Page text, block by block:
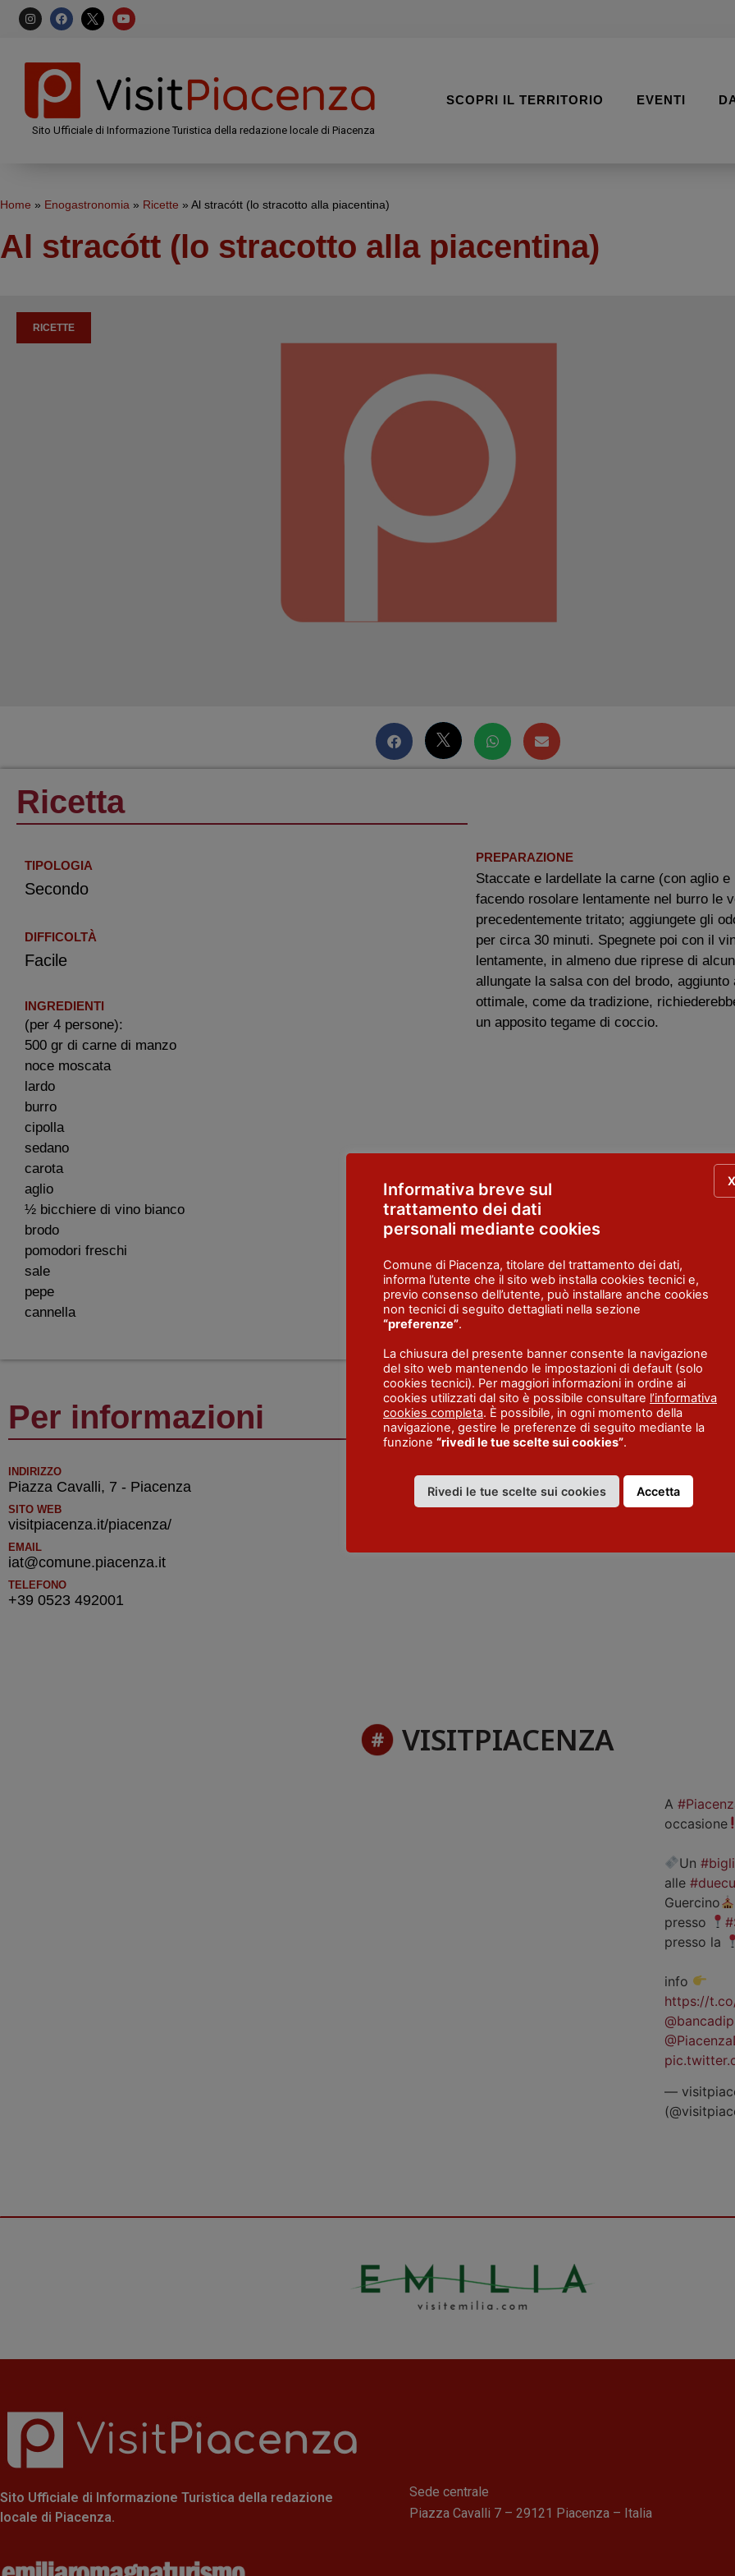
Sito Ufficiale di Informazione Turistica della redazione locale di Piacenza
SCOPRI IL TERRITORIO EVENTI
Home » Enogastronomia » Ricette » Al stracótt (lo stracotto alla piacentina)
Al stracótt (lo stracotto alla piacentina)
RICETTE
Ricetta
TIPOLOGIA
Secondo
DIFFICOLTÀ
Facile
INGREDIENTI
(per 4 persone):
500 gr di carne di manzo
noce moscata
lardo
burro
cipolla
sedano
carota
aglio
½ bicchiere di vino bianco
brodo
pomodori freschi
sale
pepe
cannella
PREPARAZIONE
Staccate e lardellate la carne (con aglio
facendo rosolare lentamente nel burro le
precedentemente tritato; aggiungete gli
per circa 30 minuti. Spegnete poi con il
lentamente, in almeno due riprese di
allungate la salsa con del brodo,
ottimale, come da tradizione,
un apposito tegame di coccio.
Per informazioni
INDIRIZZO
Piazza Cavalli, 7 - Piacenza
SITO WEB
visitpiacenza.it/piacenza/
EMAIL
iat@comune.piacenza.it
TELEFONO
+39 0523 492001
VISITPIACENZA
A
occasione
Un
alle
Guercino
presso
presso la
info
https://
—
Sito Ufficiale di Informazione Turistica della redazione
locale di Piacenza.
Sede centrale
Piazza Cavalli 7 – 29121 Piacenza – Italia
Informativa breve sul
trattamento dei dati
personali mediante cookies
Comune di Piacenza, titolare del trattamento dei dati,
informa l’utente che il sito web installa cookies tecnici e,
previo consenso dell’utente, può installare anche cookies
non tecnici di seguito dettagliati nella sezione
“preferenze”.
La chiusura del presente banner consente la navigazione
del sito web mantenendo le impostazioni di default (solo
cookies tecnici). Per maggiori informazioni in ordine ai
cookies utilizzati dal sito è possibile consultare l’informativa
cookies completa. È possibile, in ogni momento della
navigazione, gestire le preferenze di seguito mediante la
funzione “rivedi le tue scelte sui cookies”.
Rivedi le tue scelte sui cookies Accetta
X